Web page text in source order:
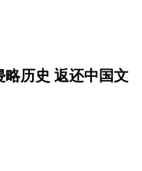
历史 返还中国文